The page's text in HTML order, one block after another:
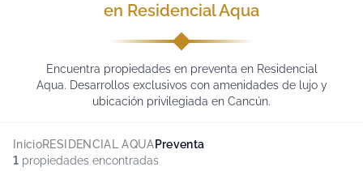
en Residencial Aqua
Encuentra propiedades en preventa en Residencial
Aqua. Desarrollos exclusivos con amenidades de lujo y
ubicación privilegiada en Cancún.
InicioRESIDENCIAL AQUAPreventa
1 propiedades encontradas